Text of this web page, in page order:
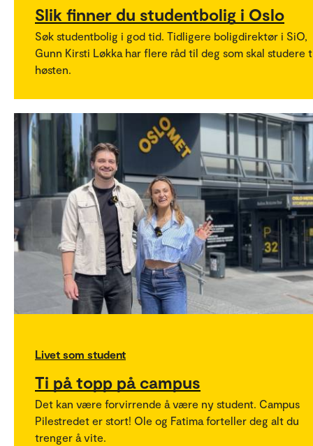
Slik finner du studentbolig i Oslo
Søk studentbolig i god tid. Tidligere boligdirektør i SiO,
Gunn Kirsti Løkka har flere råd til deg som skal studere
høsten.
Livet som student
Ti på topp på campus
Det kan være forvirrende å være ny student. Campus
Pilestredet er stort! Ole og Fatima forteller deg alt du
trenger å vite.